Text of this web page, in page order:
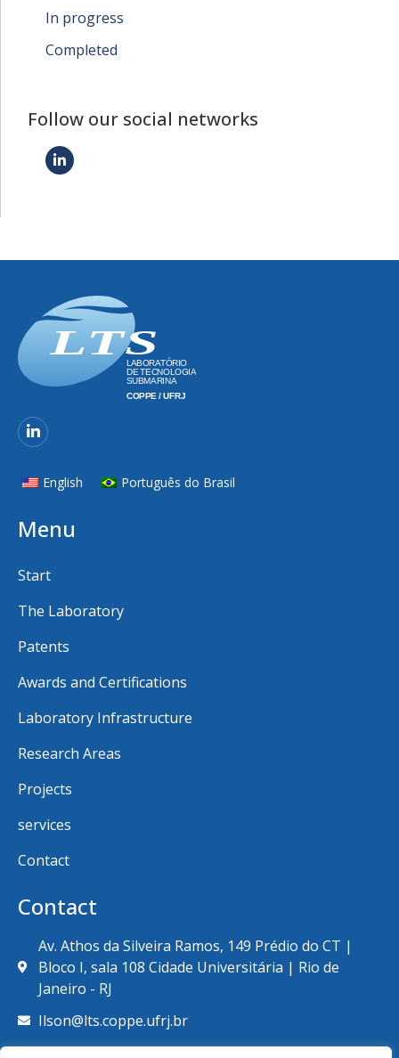
In progress
Completed
Follow our social networks
English Português do Brasil
Menu
Start
The Laboratory
Patents
Awards and Certifications
Laboratory Infrastructure
Research Areas
Projects
services
Contact
Contact
Av. Athos da Silveira Ramos, 149 Prédio do CT |
Bloco I, sala 108 Cidade Universitária | Rio de
Janeiro - RJ
Ilson@lts.coppe.ufrj.br
+55 (21) 39387789